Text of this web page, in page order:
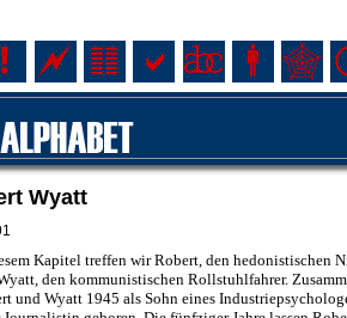
Wyatt
Kapitel treffen wir Robert, den hedonistischen
den kommunistischen Rollstuhlfahrer.
und Wyatt 1945 als Sohn eines